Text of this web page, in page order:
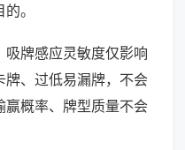
。
牌感应灵敏度仅影响
牌、过低易漏牌，不会
赢概率、牌型质量不会